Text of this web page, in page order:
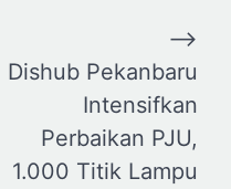
Dishub Pekanbaru
Intensifkan
Perbaikan PJU,
1.000 Titik Lampu
⟶